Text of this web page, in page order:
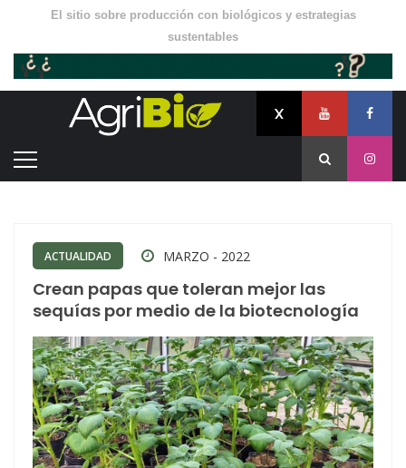
El sitio sobre producción con biológicos y estrategias
sustentables
ACTUALIDAD MARZO - 2022
Crean papas que toleran mejor las
sequías por medio de la biotecnología